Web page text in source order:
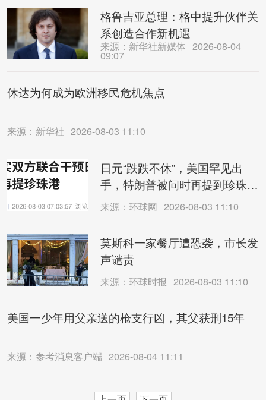
格鲁吉亚总理：格中提升伙伴关
系创造合作新机遇
来源：新华社新媒体 2026-08-04
09:07
休达为何成为欧洲移民危机焦点
来源：新华社 2026-08-03 11:10
日元“跌跌不休”，美国罕见出
手，特朗普被问时再提到珍珠港
事件
来源：环球网 2026-08-03 11:10
莫斯科一家餐厅遭恐袭，市长发
声谴责
来源：环球时报 2026-08-03 11:10
美国一少年用父亲送的枪支行凶，其父获刑15年
来源：参考消息客户端 2026-08-04 11:11